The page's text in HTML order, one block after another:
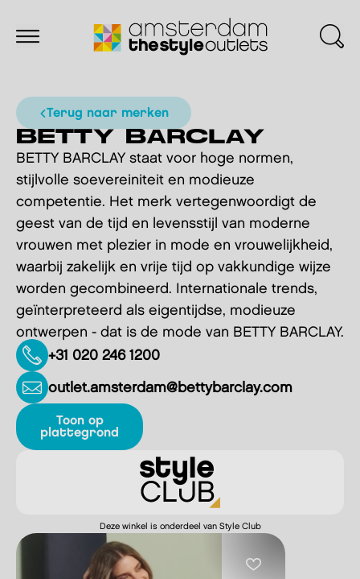
terug naar merken
BETTY BARCLAY
BETTY BARCLAY staat voor hoge normen,
stijlvolle soevereiniteit en modieuze
competentie. Het merk vertegenwoordigt de
geest van de tijd en levensstijl van moderne
vrouwen met plezier in mode en vrouwelijkheid,
waarbij zakelijk en vrije tijd op vakkundige wijze
worden gecombineerd. Internationale trends,
geïnterpreteerd als eigentijdse, modieuze
ontwerpen - dat is de mode van BETTY BARCLAY.
+31 020 246 1200
outlet.amsterdam@bettybarclay.com
Toon op
plattegrond
Deze winkel is onderdeel van Style Club